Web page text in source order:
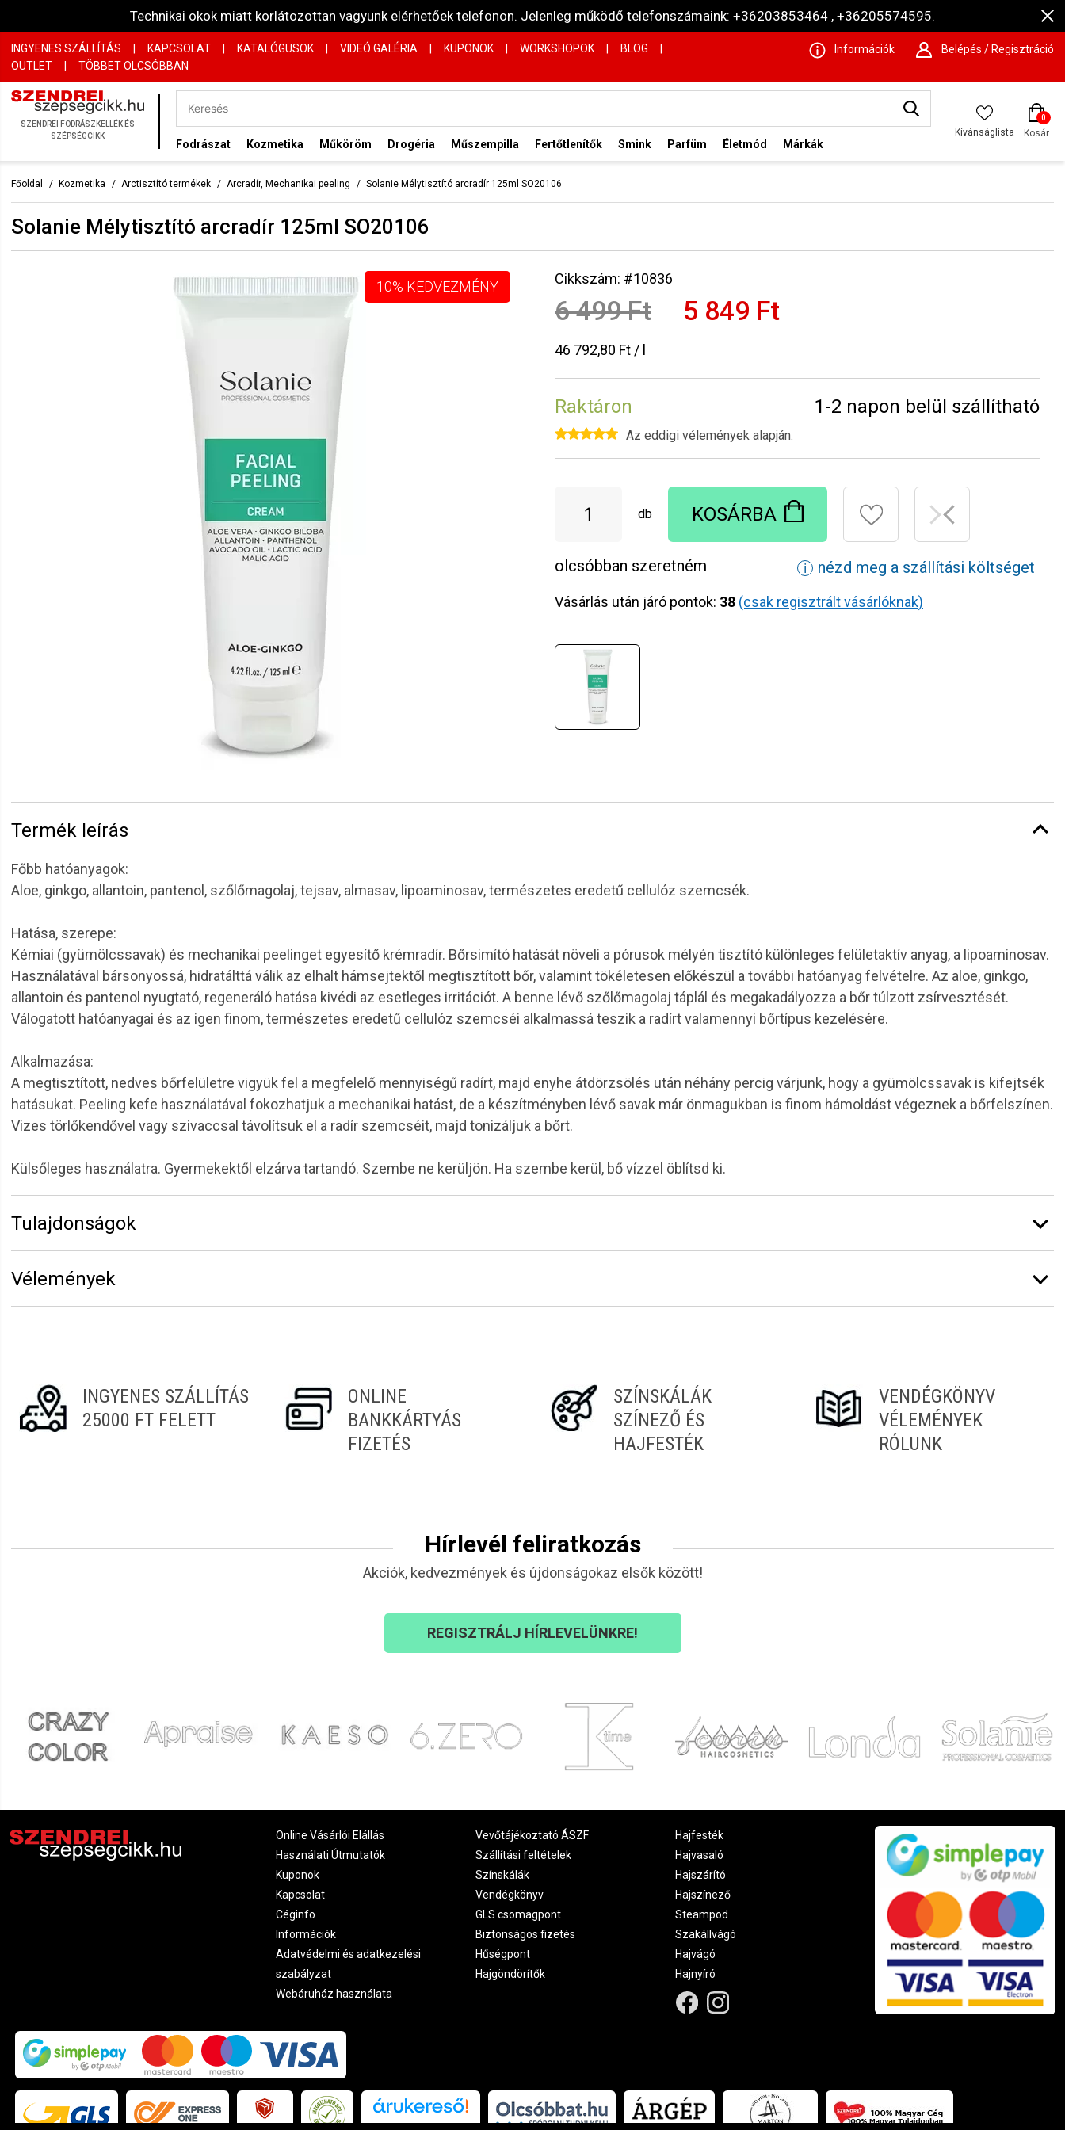
Technikai okok miatt korlátozottan vagyunk elérhetőek telefonon. Jelenleg működő telefonszámaink: +36203853464 , +36205574595.
INGYENES SZÁLLÍTÁS KAPCSOLAT KATALÓGUSOK VIDEÓ GALÉRIA KUPONOK WORKSHOPOK BLOG
OUTLET
| TÖBBET OLCSÓBBAN
Információk Belépés / Regisztráció
SZENDREI FODRÁSZKELLÉK ÉS
SZÉPSÉGCIKK
Fodrászat Kozmetika Műköröm Drogéria Műszempilla Fertőtlenítők Smink Parfüm Életmód Márkák
Kívánságlista
0
Kosár
Főoldal Kozmetika Arctisztító termékek Arcradír, Mechanikai peeling Solanie Mélytisztító arcradír 125ml SO20106
Solanie Mélytisztító arcradír 125ml SO20106
10% KEDVEZMÉNY Cikkszám: #10836
6 499 Ft 5 849 Ft
46 792,80 Ft / l
Raktáron 1-2 napon belül szállítható
Az eddigi vélemények alapján.
db KOSÁRBA
olcsóbban szeretném ℹ nézd meg a szállítási költséget
Vásárlás után járó pontok: 38 (csak regisztrált vásárlóknak)
Termék leírás
Főbb hatóanyagok:
Aloe, ginkgo, allantoin, pantenol, szőlőmagolaj, tejsav, almasav, lipoaminosav, természetes eredetű cellulóz szemcsék.
Hatása, szerepe:
Kémiai (gyümölcssavak) és mechanikai peelinget egyesítő krémradír. Bőrsimító hatását növeli a pórusok mélyén tisztító különleges felületaktív anyag, a lipoaminosav.
Használatával bársonyossá, hidratálttá válik az elhalt hámsejtektől megtisztított bőr, valamint tökéletesen előkészül a további hatóanyag felvételre. Az aloe, ginkgo,
allantoin és pantenol nyugtató, regeneráló hatása kivédi az esetleges irritációt. A benne lévő szőlőmagolaj táplál és megakadályozza a bőr túlzott zsírvesztését.
Válogatott hatóanyagai és az igen finom, természetes eredetű cellulóz szemcséi alkalmassá teszik a radírt valamennyi bőrtípus kezelésére.
Alkalmazása:
A megtisztított, nedves bőrfelületre vigyük fel a megfelelő mennyiségű radírt, majd enyhe átdörzsölés után néhány percig várjunk, hogy a gyümölcssavak is kifejtsék
hatásukat. Peeling kefe használatával fokozhatjuk a mechanikai hatást, de a készítményben lévő savak már önmagukban is finom hámoldást végeznek a bőrfelszínen.
Vizes törlőkendővel vagy szivaccsal távolítsuk el a radír szemcséit, majd tonizáljuk a bőrt.
Külsőleges használatra. Gyermekektől elzárva tartandó. Szembe ne kerüljön. Ha szembe kerül, bő vízzel öblítsd ki.
Tulajdonságok
Kiszerelés:
Funkció:
Arcradírok,peelingek
Vélemények
Judit 2022.02.25. 11:35
Gáborné 2021.10.22. 19:52
INGYENES SZÁLLÍTÁS
25000 FT FELETT
ONLINE
BANKKÁRTYÁS
FIZETÉS
SZÍNSKÁLÁK
SZÍNEZŐ ÉS
HAJFESTÉK
VENDÉGKÖNYV
VÉLEMÉNYEK
RÓLUNK
Hírlevél feliratkozás
Akciók, kedvezmények és újdonságokaz elsők között!
REGISZTRÁLJ HÍRLEVELÜNKRE!
Online Vásárlói Elállás
Használati Útmutatók
Kuponok
Kapcsolat
Céginfo
Információk
Adatvédelmi és adatkezelési
szabályzat
Webáruház használata
Vevőtájékoztató ÁSZF
Szállítási feltételek
Színskálák
Vendégkönyv
GLS csomagpont
Biztonságos fizetés
Hűségpont
Hajgöndörítők
Hajfesték
Hajvasaló
Hajszárító
Hajszínező
Steampod
Szakállvágó
Hajvágó
Hajnyíró